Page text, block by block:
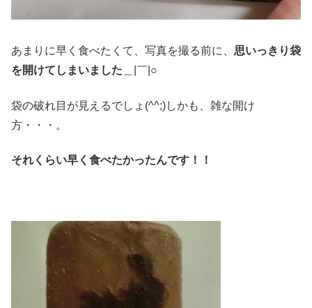
あまりに早く食べたくて、写真を撮る前に、 思いっきり袋
を開けてしまいました ＿|￣|○
袋の破れ目が見えるでしょ(^^;)しかも、雑な開け
方・・・。
それくらい早く食べたかったんです！！